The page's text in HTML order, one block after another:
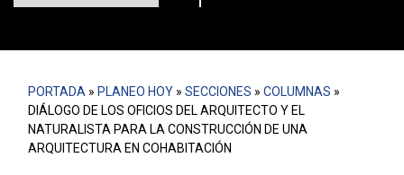
PORTADA » PLANEO HOY » SECCIONES » COLUMNAS »
DIÁLOGO DE LOS OFICIOS DEL ARQUITECTO Y EL
NATURALISTA PARA LA CONSTRUCCIÓN DE UNA
ARQUITECTURA EN COHABITACIÓN